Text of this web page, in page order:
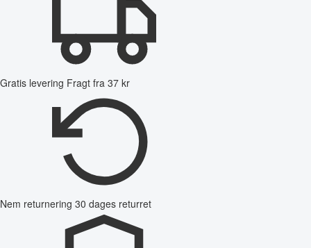
Gratis levering Fragt fra 37 kr
Nem returnering 30 dages returret